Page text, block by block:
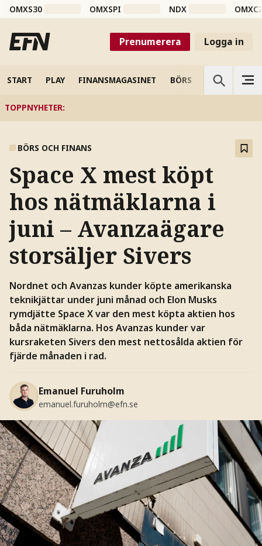
OMXS30 OMXSPI NDX
Prenumerera Logga in
START PLAY FINANSMAGASINET BÖRS VETENSKAP
TOPPNYHETER:
BÖRS OCH FINANS
Space X mest köpt
hos nätmäklarna i
juni – Avanzaägare
storsäljer Sivers
Nordnet och Avanzas kunder köpte amerikanska
teknikjättar under juni månad och Elon Musks
rymdjätte Space X var den mest köpta aktien hos
båda nätmäklarna. Hos Avanzas kunder var
kursraketen Sivers den mest nettosålda aktien för
fjärde månaden i rad.
Emanuel Furuholm
emanuel.furuholm@efn.se